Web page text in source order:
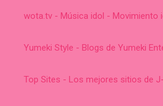
wota.tv - Música idol - Movimiento
Yumeki Style - Blogs de Yumeki
Top Sites - Los mejores sitios de